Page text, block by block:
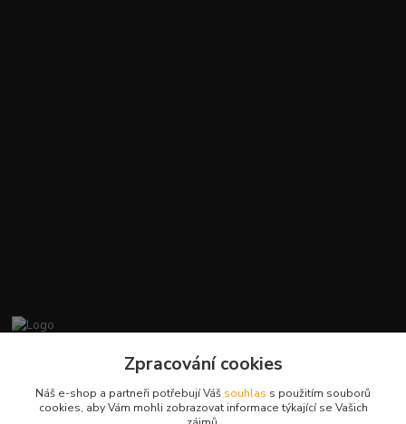
+420412384749
Zpracování cookies
Náš e-shop a partneři potřebují Váš souhlas s použitím souborů
cookies, aby Vám mohli zobrazovat informace týkající se Vašich